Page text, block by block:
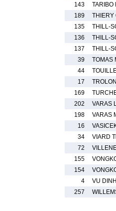
143
TARIBO
189
THIERY
135
THILL-
136
THILL-
137
THILL-
39
TOMAS
44
17
169
202
VARAS
198
VARAS
16
34
VIARD
72
155
154
4
VU
257